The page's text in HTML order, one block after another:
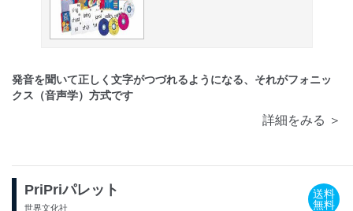
発音を聞いて正しく文字がつづれるようになる、それがフォニッ
クス（音声学）方式です
詳細をみる ＞
PriPriパレット
世界文化社
送料
無料